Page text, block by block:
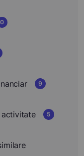
0
9
activitate 5